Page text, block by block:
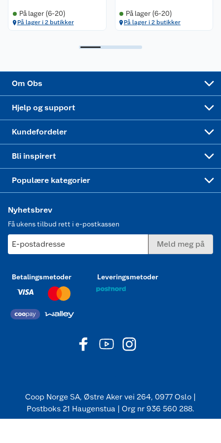
På lager (6-20)
På lager i 2 butikker
På lager (6-20)
På lager i 2 butikker
Om Obs
Hjelp og support
Kjøpsvilkår
Kundefordeler
Klikk og hent
Bli inspirert
Festdrakter til hele familien
Populære kategorier
Hagemøbler og utemøbler
Nyhetsbrev
Få ukens tilbud rett i e-postkassen
E-postadresse Meld meg på
Betalingsmetoder Leveringsmetoder
Coop Norge SA, Østre Aker vei 264, 0977 Oslo |
Postboks 21 Haugenstua | Org nr 936 560 288.